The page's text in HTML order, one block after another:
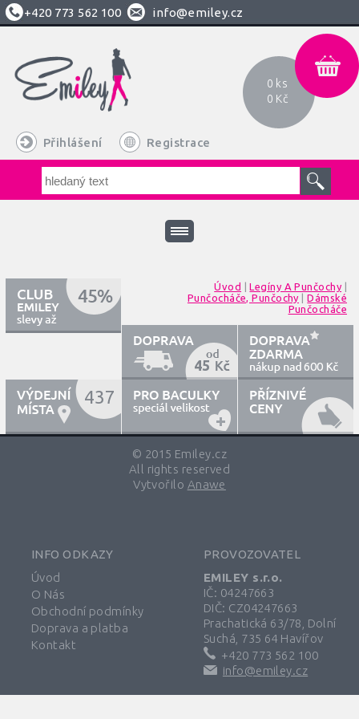
+420 773 562 100 info@emiley.cz
Přihlášení Registrace
0 ks
0 Kč
Úvod |Legíny A Punčochy
Punčocháče, Punčochy |Dámské
Punčocháče
45 600
437
© 2015 Emiley.cz
All rights reserved
Vytvořilo Anawe
INFO ODKAZY
Úvod
O Nás
Obchodní podmínky
Doprava a platba
Kontakt
PROVOZOVATEL
EMILEY s.r.o.
IČ: 04247663
DIČ: CZ04247663
Prachatická 63/78, Dolní
Suchá, 735 64 Havířov
+420 773 562 100
info@emiley.cz